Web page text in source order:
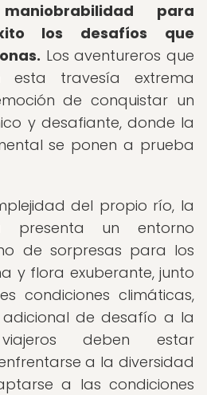
para
los desafíos que
Los aventureros que
esta travesía extrema
de conquistar un
y desafiante, donde la
se ponen a prueba
del propio río, la
presenta un entorno
de sorpresas para los
y flora exuberante, junto
condiciones climáticas,
de desafío a la
deben estar
a la diversidad
a las condiciones